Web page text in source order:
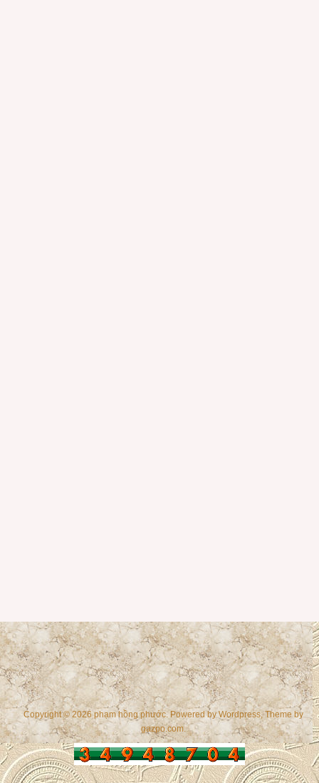
Copyright © 2026 phạm hồng phước. Powered byWordpress, Theme by
gazpo.com.